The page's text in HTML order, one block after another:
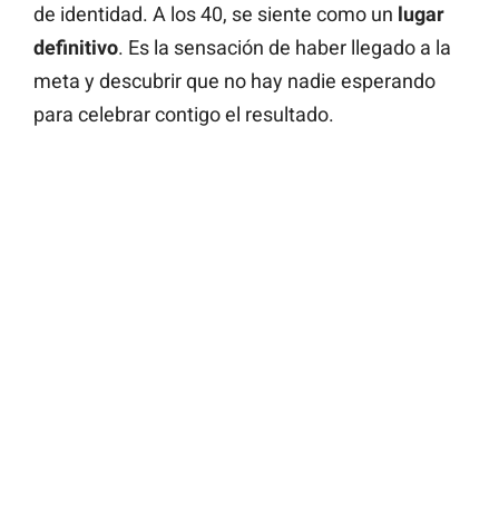
de identidad. A los 40, se siente como un lugar
definitivo. Es la sensación de haber llegado a la
meta y descubrir que no hay nadie esperando
para celebrar contigo el resultado.